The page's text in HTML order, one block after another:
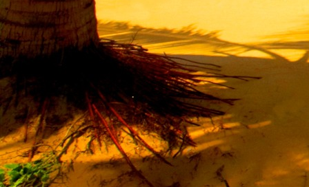
A
folyamatosan
benyújtása a
történik mind
személyesen.